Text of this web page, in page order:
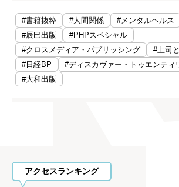
#書籍抜粋 #人間関係
#メンタルヘルス
#辰巳出版
#PHPスペシャル
#クロスメディア・パブリッシング
#上司
#日経BP
#ディスカヴァー・トゥエンティ
#大和出版
アクセスランキング